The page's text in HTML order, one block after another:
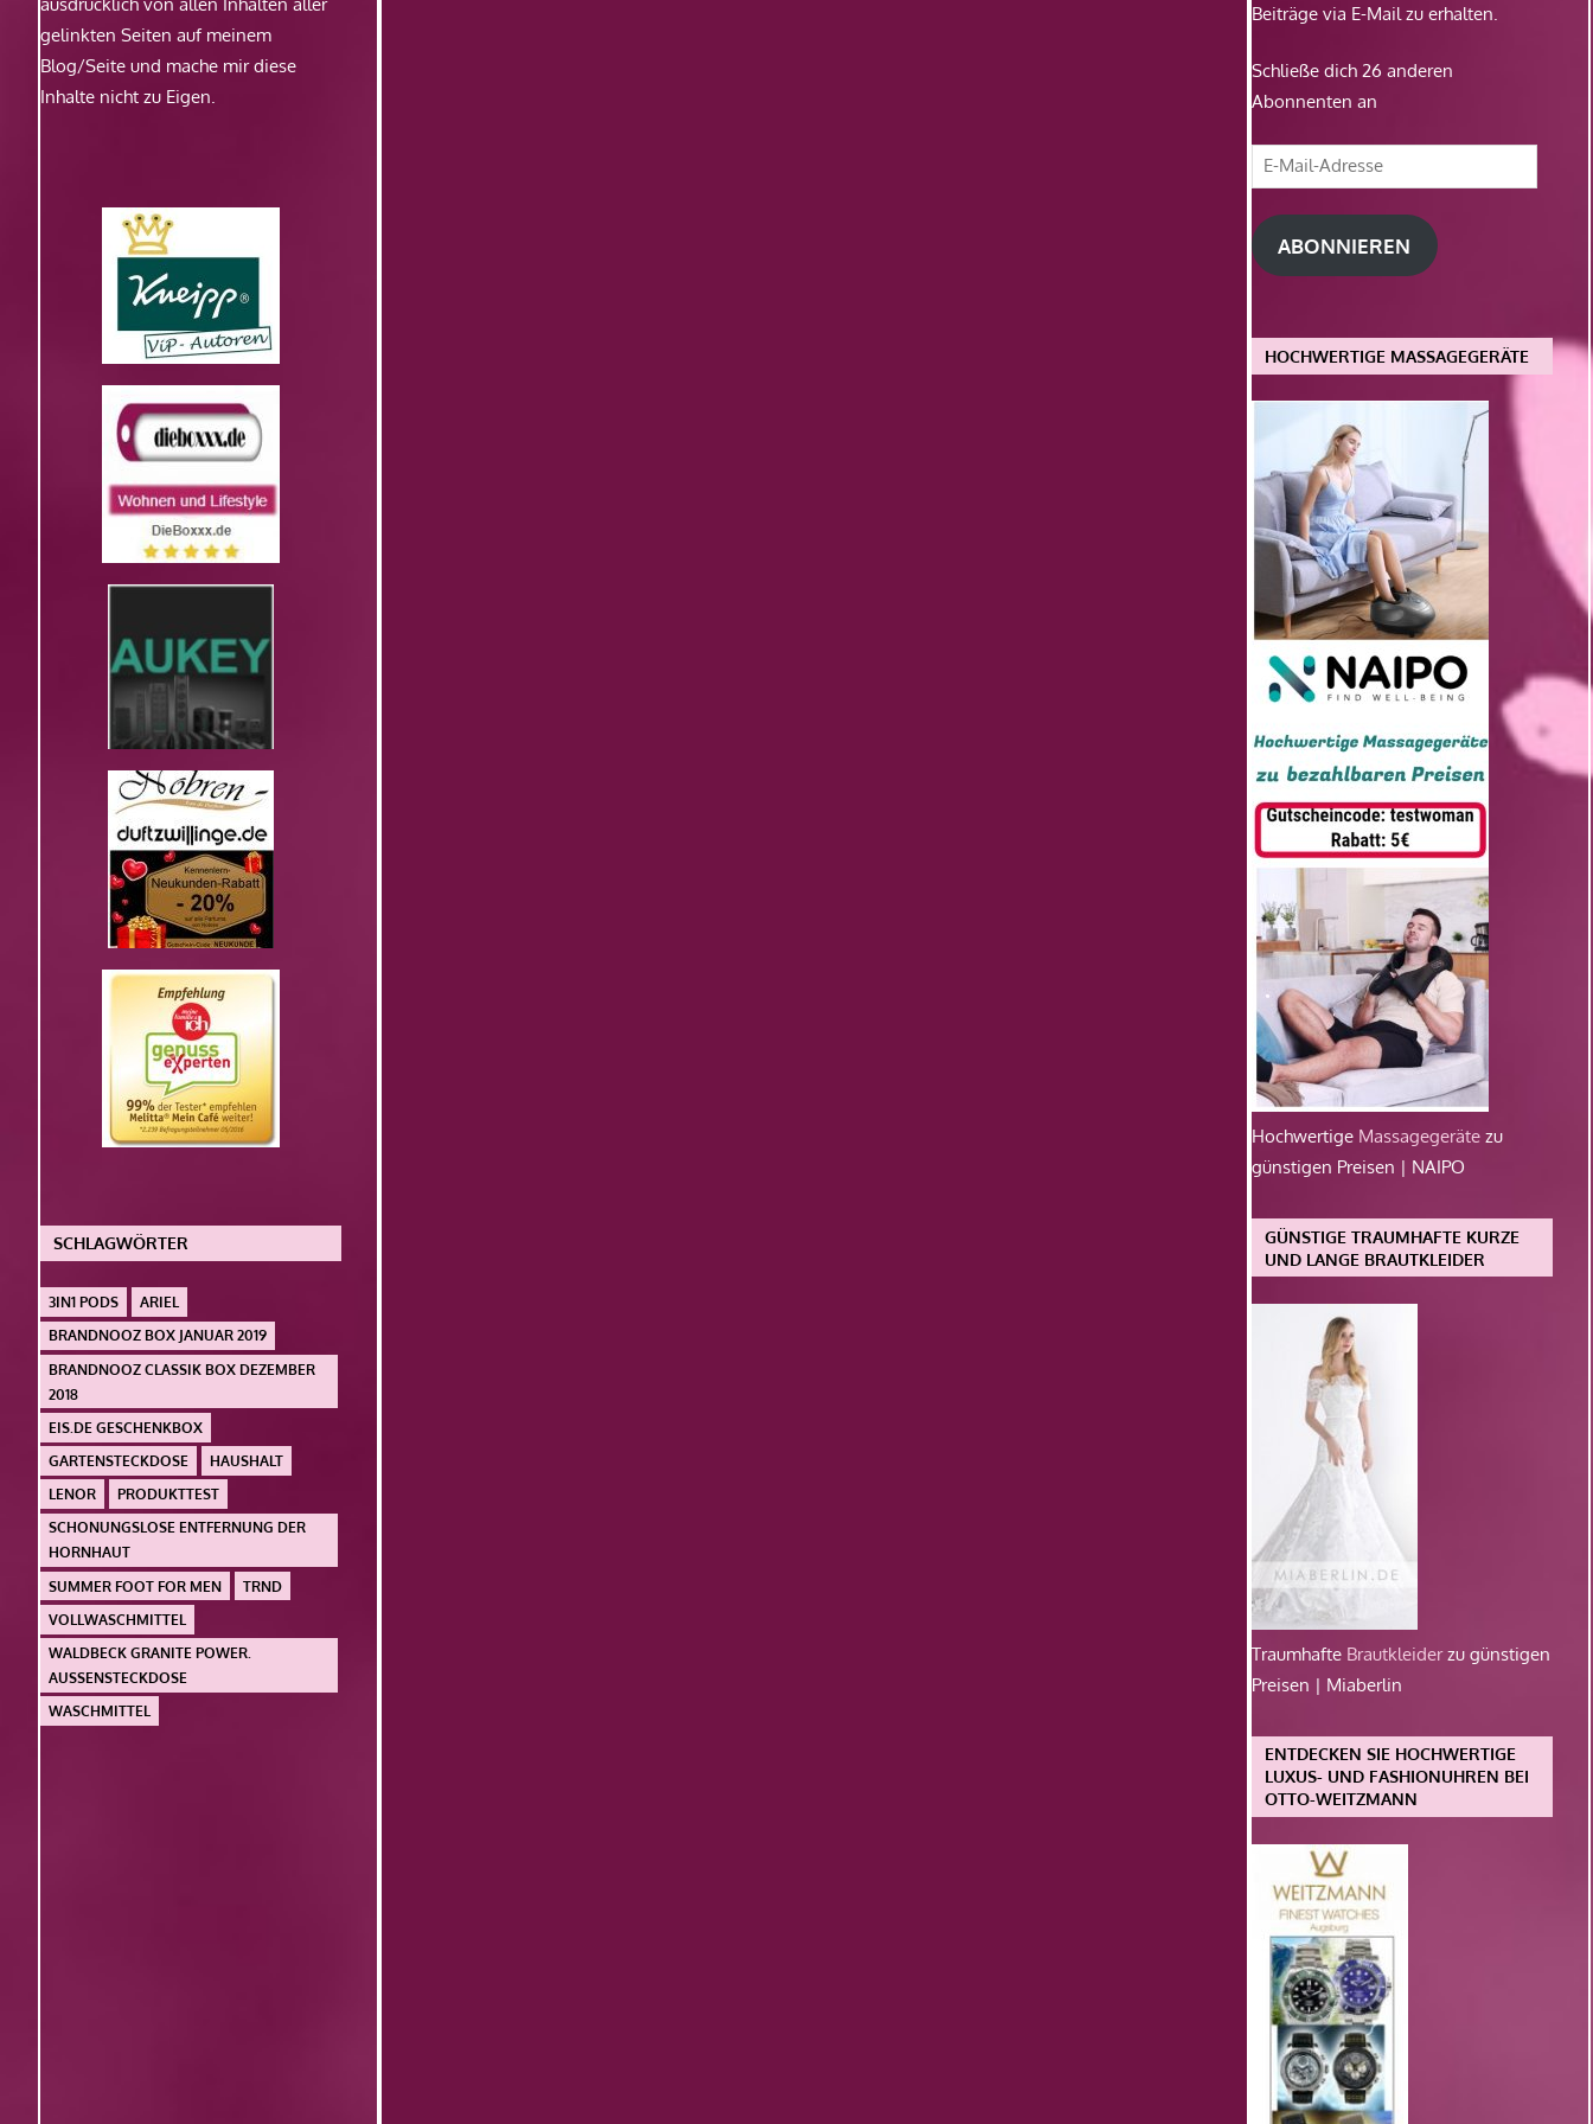
gelinkten Seiten auf meinem
Blog/Seite und mache mir diese
Inhalte nicht zu Eigen.
SCHLAGWÖRTER
3IN1 PODS
ARIEL
BRANDNOOZ BOX JANUAR 2019
BRANDNOOZ CLASSIK BOX DEZEMBER
2018
EIS.DE GESCHENKBOX
GARTENSTECKDOSE
HAUSHALT
LENOR
PRODUKTTEST
SCHONUNGSLOSE ENTFERNUNG DER
HORNHAUT
SUMMER FOOT FOR MEN
TRND
VOLLWASCHMITTEL
WALDBECK GRANITE POWER.
AUSSENSTECKDOSE
WASCHMITTEL
Beiträge via E-Mail zu erhalten.
Schließe dich 26 anderen
Abonnenten an
E-
Mail-
Adresse
ABONNIEREN
HOCHWERTIGE MASSAGEGERÄTE
Hochwertige Massagegeräte zu
günstigen Preisen | NAIPO
GÜNSTIGE TRAUMHAFTE KURZE
UND LANGE BRAUTKLEIDER
Traumhafte Brautkleiderzu günstigen
Preisen | Miaberlin
ENTDECKEN SIE HOCHWERTIGE
LUXUS- UND FASHIONUHREN BEI
OTTO-WEITZMANN